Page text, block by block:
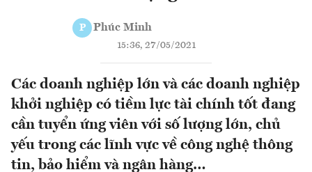
P Phúc Minh
15:36, 27/05/2021
Các doanh nghiệp lớn và các doanh nghiệp
khởi nghiệp có tiềm lực tài chính tốt đang
cần tuyển ứng viên với số lượng lớn, chủ
yếu trong các lĩnh vực về công nghệ thông
tin, bảo hiểm và ngân hàng…